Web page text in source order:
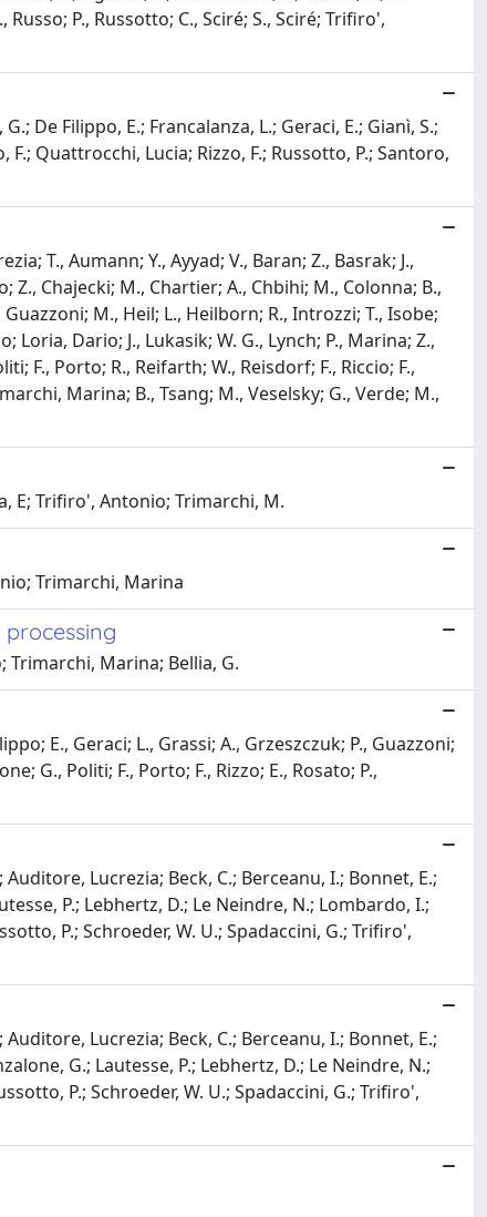
P., Russotto; C., Sciré; S., Sciré; Trifiro',
De Filippo, E.; Francalanza, L.; Geraci, E.; Gianì, S.;
Quattrocchi, Lucia; Rizzo, F.; Russotto, P.; Santoro,
T., Aumann; Y., Ayyad; V., Baran; Z., Basrak; J.,
Z., Chajecki; M., Chartier; A., Chbihi; M., Colonna; B.,
Guazzoni; M., Heil; L., Heilborn; R., Introzzi; T., Isobe;
Loria, Dario; J., Lukasik; W. G., Lynch; P., Marina; Z.,
F., Porto; R., Reifarth; W., Reisdorf; F., Riccio; F.,
Marina; B., Tsang; M., Veselsky; G., Verde; M.,
E; Trifiro', Antonio; Trimarchi, M.
Trimarchi, Marina
Trimarchi, Marina; Bellia, G.
E., Geraci; L., Grassi; A., Grzeszczuk; P., Guazzoni;
G., Politi; F., Porto; F., Rizzo; E., Rosato; P.,
Lucrezia; Beck, C.; Berceanu, I.; Bonnet, E.;
P.; Lebhertz, D.; Le Neindre, N.; Lombardo, I.;
P.; Schroeder, W. U.; Spadaccini, G.; Trifiro',
Lucrezia; Beck, C.; Berceanu, I.; Bonnet, E.;
G.; Lautesse, P.; Lebhertz, D.; Le Neindre, N.;
P.; Schroeder, W. U.; Spadaccini, G.; Trifiro',